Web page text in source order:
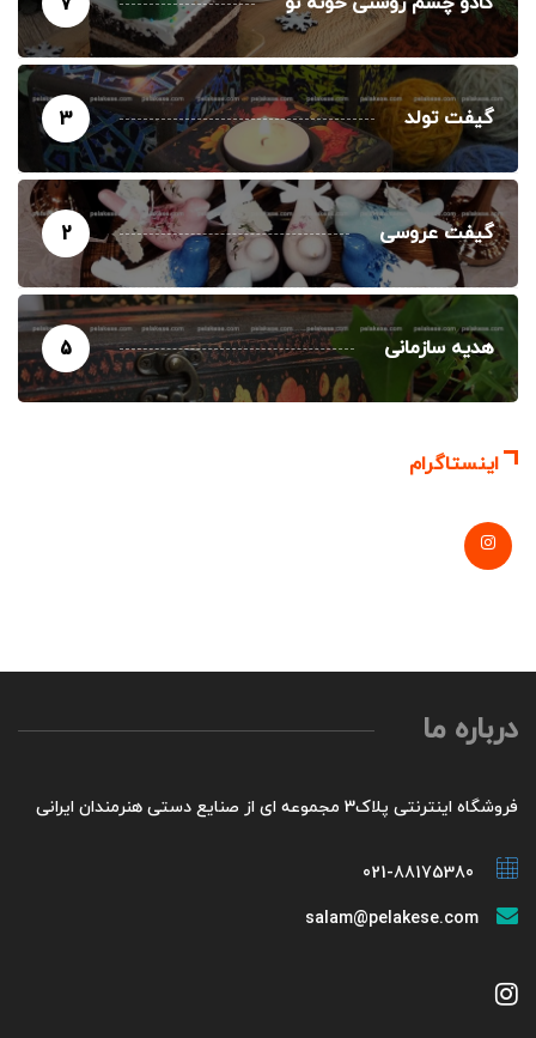
گیفت تولد 3
گیفت عروسی 2
هدیه سازمانی 5
اینستاگرام
درباره ما
فروشگاه اینترنتی پلاک3 مجموعه ای از صنایع دستی هنرمندان ایرانی
salam@pelakese.com